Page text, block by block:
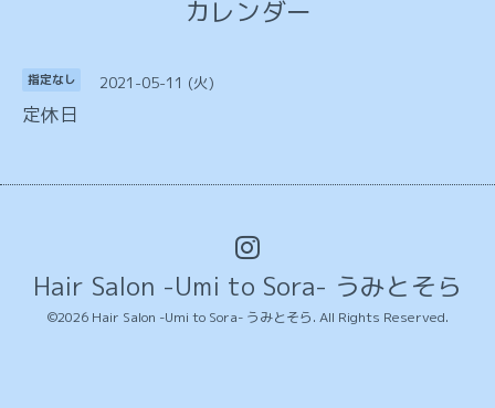
カレンダー
指定なし 2021-05-11 (火)
定休日
Hair Salon -Umi to Sora- うみとそら
©2026 Hair Salon -Umi to Sora- うみとそら. All Rights Reserved.